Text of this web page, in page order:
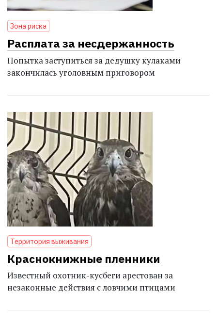
Зона риска
Расплата за несдержанность
Попытка заступиться за дедушку кулаками
закончилась уголовным приговором
Территория выживания
Краснокнижные пленники
Известный охотник-кусбеги арестован за
незаконные действия с ловчими птицами